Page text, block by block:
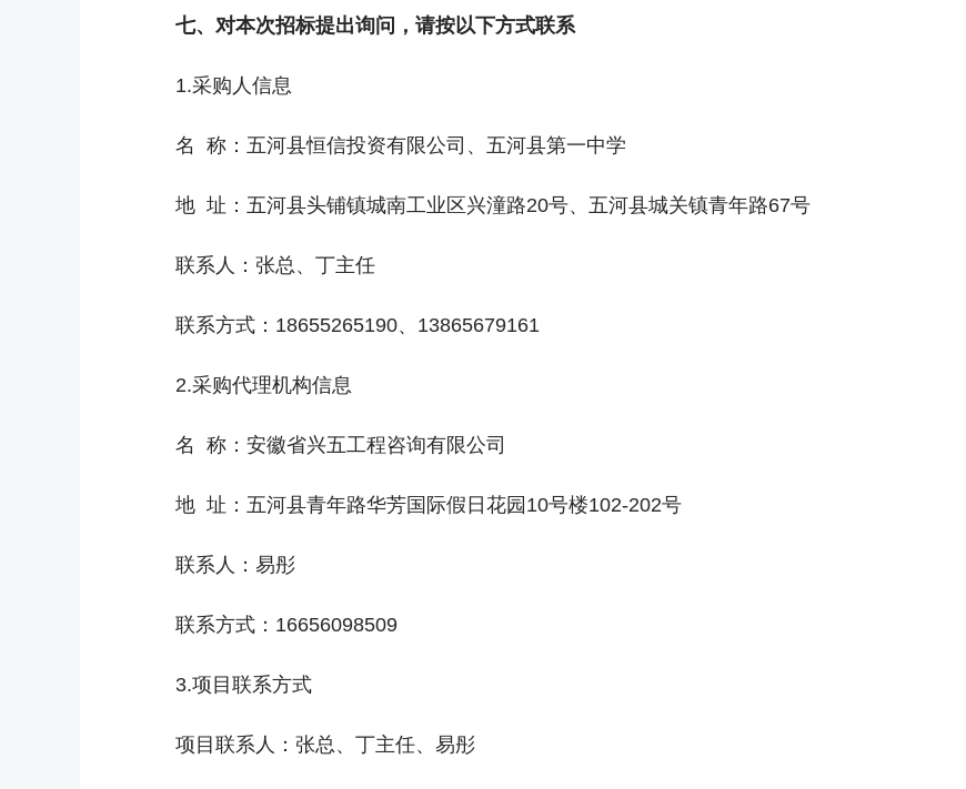
七、对本次招标提出询问，请按以下方式联系
1.采购人信息
名 称：五河县恒信投资有限公司、五河县第一中学
地 址：五河县头铺镇城南工业区兴潼路20号、五河县城关镇青年路67号
联系人：张总、丁主任
联系方式：18655265190、13865679161
2.采购代理机构信息
名 称：安徽省兴五工程咨询有限公司
地 址：五河县青年路华芳国际假日花园10号楼102-202号
联系人：易彤
联系方式：16656098509
3.项目联系方式
项目联系人：张总、丁主任、易彤